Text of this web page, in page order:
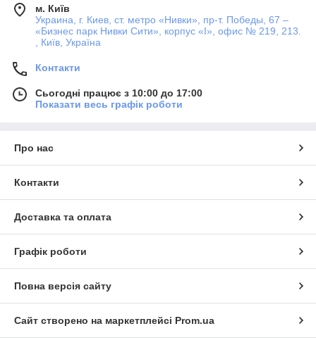
м. Київ
Украина, г. Киев, ст. метро «Нивки», пр-т. Победы, 67 –
«Бизнес парк Нивки Сити», корпус «I», офис № 219, 213.
, Київ, Україна
Контакти
Сьогодні працює з 10:00 до 17:00
Показати весь графік роботи
Про нас
Контакти
Доставка та оплата
Графік роботи
Повна версія сайту
Сайт створено на маркетплейсі Prom.ua